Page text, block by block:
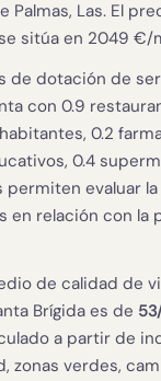
Palmas, Las. El
sitúa en 2049 €/
de dotación de
con 0.9
0.2
0.4
permiten evaluar
en relación con la
de calidad de
Brígida es de
a partir de
zonas verdes,